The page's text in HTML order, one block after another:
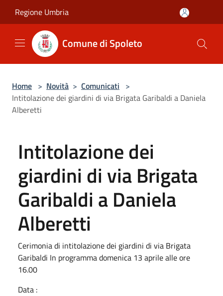
Regione Umbria
Comune di Spoleto
Home > Novità > Comunicati >
Intitolazione dei giardini di via Brigata Garibaldi a Daniela
Alberetti
Intitolazione dei
giardini di via Brigata
Garibaldi a Daniela
Alberetti
Cerimonia di intitolazione dei giardini di via Brigata
Garibaldi In programma domenica 13 aprile alle ore
16.00
Data :